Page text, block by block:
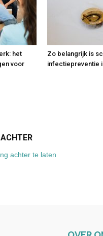
het
voor
Zo belangrijk is
infectiepreventie
achter te laten